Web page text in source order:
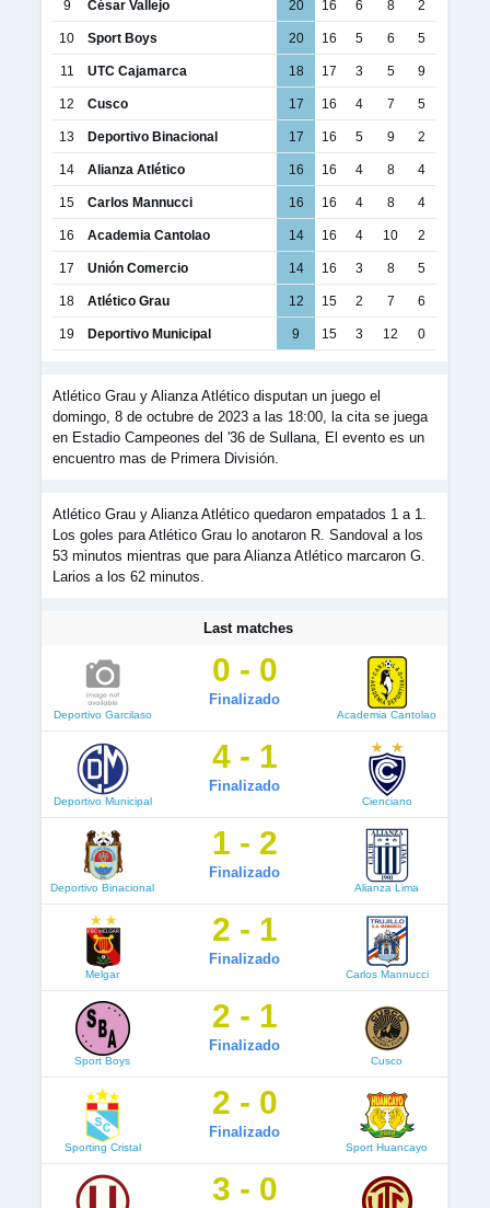
9 César Vallejo 20 16 6 8 2
10 Sport Boys 20 16 5 6 5
11 UTC Cajamarca 18 17 3 5 9
12 Cusco 17 16 4 7 5
13 Deportivo Binacional 17 16 5 9 2
14 Alianza Atlético 16 16 4 8 4
15 Carlos Mannucci 16 16 4 8 4
16 Academia Cantolao 14 16 4 10 2
17 Unión Comercio 14 16 3 8 5
18 Atlético Grau 12 15 2 7 6
19 Deportivo Municipal 9 15 3 12 0
Atlético Grau y Alianza Atlético disputan un juego el
domingo, 8 de octubre de 2023 a las 18:00, la cita se juega
en Estadio Campeones del '36 de Sullana, El evento es un
encuentro mas de Primera División.
Atlético Grau y Alianza Atlético quedaron empatados 1 a 1.
Los goles para Atlético Grau lo anotaron R. Sandoval a los
53 minutos mientras que para Alianza Atlético marcaron G.
Larios a los 62 minutos.
Last matches
Deportivo Garcilaso
0 - 0
Finalizado
Academia Cantolao
Deportivo Municipal
4 - 1
Finalizado
Cienciano
Deportivo Binacional
1 - 2
Finalizado
Alianza Lima
Melgar
2 - 1
Finalizado
Carlos Mannucci
Sport Boys
2 - 1
Finalizado
Cusco
Sporting Cristal
2 - 0
Finalizado
Sport Huancayo
3 - 0